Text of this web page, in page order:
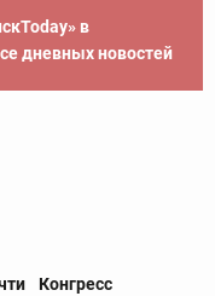
в
дневных новостей
Конгресс